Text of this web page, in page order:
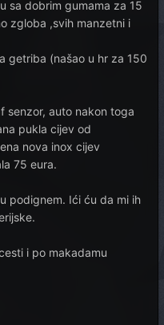
sa dobrim gumama za 15
zgloba ,svih manzetni i
getriba (našao u hr za 150
senzor, auto nakon toga
pukla cijev od
nova inox cijev
75 eura.
podignem. Ići ću da mi ih
i po makadamu